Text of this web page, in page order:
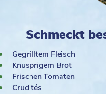
Schmeckt
Gegrilltem Fleisch
Knusprigem Brot
Frischen Tomaten
Crudités